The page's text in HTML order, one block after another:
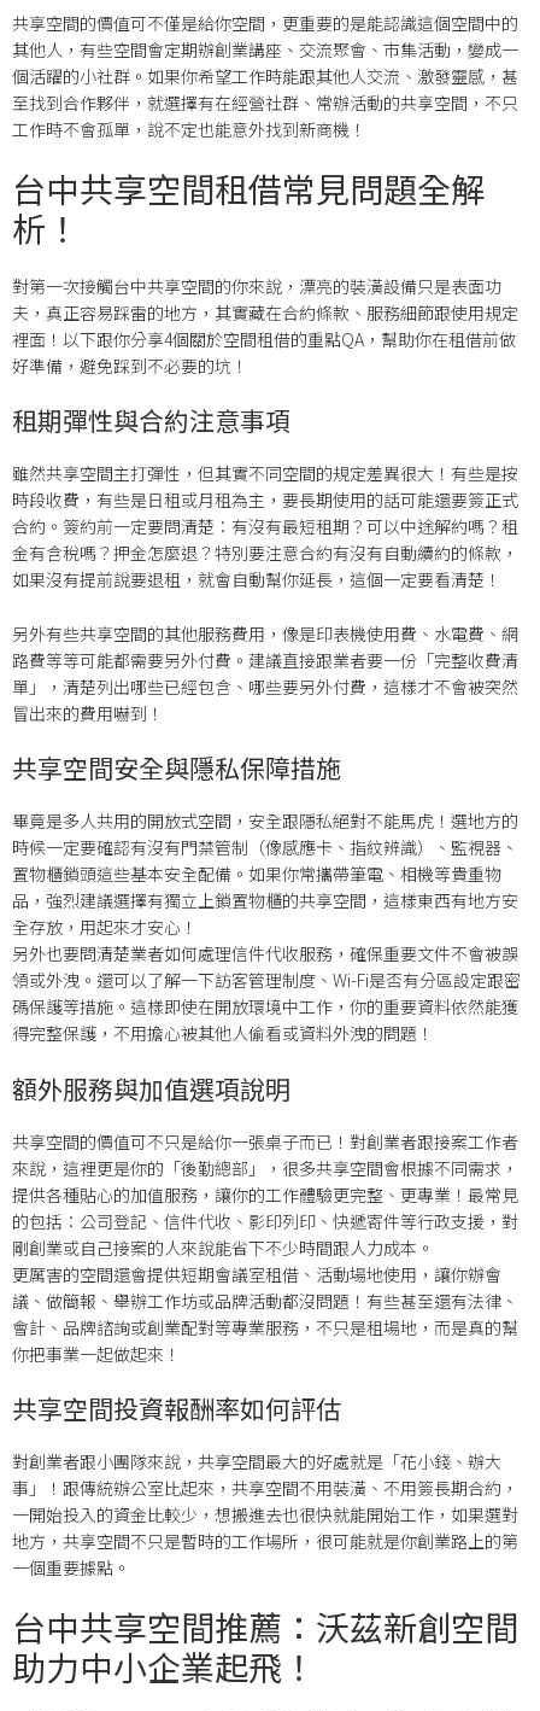
共享空間的價值可不僅是給你空間，更重要的是能認識這個空間中的
其他人，有些空間會定期辦創業講座、交流聚會、市集活動，變成一
個活躍的小社群。如果你希望工作時能跟其他人交流、激發靈感，甚
至找到合作夥伴，就選擇有在經營社群、常辦活動的共享空間，不只
工作時不會孤單，說不定也能意外找到新商機！
台中共享空間租借常見問題全解
析！
對第一次接觸台中共享空間的你來說，漂亮的裝潢設備只是表面功
夫，真正容易踩雷的地方，其實藏在合約條款、服務細節跟使用規定
裡面！以下跟你分享4個關於空間租借的重點QA，幫助你在租借前做
好準備，避免踩到不必要的坑！
租期彈性與合約注意事項
雖然共享空間主打彈性，但其實不同空間的規定差異很大！有些是按
時段收費，有些是日租或月租為主，要長期使用的話可能還要簽正式
合約。簽約前一定要問清楚：有沒有最短租期？可以中途解約嗎？租
金有含稅嗎？押金怎麼退？特別要注意合約有沒有自動續約的條款，
如果沒有提前說要退租，就會自動幫你延長，這個一定要看清楚！
另外有些共享空間的其他服務費用，像是印表機使用費、水電費、網
路費等等可能都需要另外付費。建議直接跟業者要一份「完整收費清
單」，清楚列出哪些已經包含、哪些要另外付費，這樣才不會被突然
冒出來的費用嚇到！
共享空間安全與隱私保障措施
畢竟是多人共用的開放式空間，安全跟隱私絕對不能馬虎！選地方的
時候一定要確認有沒有門禁管制（像感應卡、指紋辨識）、監視器、
置物櫃鎖頭這些基本安全配備。如果你常攜帶筆電、相機等貴重物
品，強烈建議選擇有獨立上鎖置物櫃的共享空間，這樣東西有地方安
全存放，用起來才安心！
另外也要問清楚業者如何處理信件代收服務，確保重要文件不會被誤
領或外洩。還可以了解一下訪客管理制度、Wi-Fi是否有分區設定跟密
碼保護等措施。這樣即使在開放環境中工作，你的重要資料依然能獲
得完整保護，不用擔心被其他人偷看或資料外洩的問題！
額外服務與加值選項說明
共享空間的價值可不只是給你一張桌子而已！對創業者跟接案工作者
來說，這裡更是你的「後勤總部」，很多共享空間會根據不同需求，
提供各種貼心的加值服務，讓你的工作體驗更完整、更專業！最常見
的包括：公司登記、信件代收、影印列印、快遞寄件等行政支援，對
剛創業或自己接案的人來說能省下不少時間跟人力成本。
更厲害的空間還會提供短期會議室租借、活動場地使用，讓你辦會
議、做簡報、舉辦工作坊或品牌活動都沒問題！有些甚至還有法律、
會計、品牌諮詢或創業配對等專業服務，不只是租場地，而是真的幫
你把事業一起做起來！
共享空間投資報酬率如何評估
對創業者跟小團隊來說，共享空間最大的好處就是「花小錢、辦大
事」！跟傳統辦公室比起來，共享空間不用裝潢、不用簽長期合約，
一開始投入的資金比較少，想搬進去也很快就能開始工作，如果選對
地方，共享空間不只是暫時的工作場所，很可能就是你創業路上的第
一個重要據點。
台中共享空間推薦：沃茲新創空間
助力中小企業起飛！